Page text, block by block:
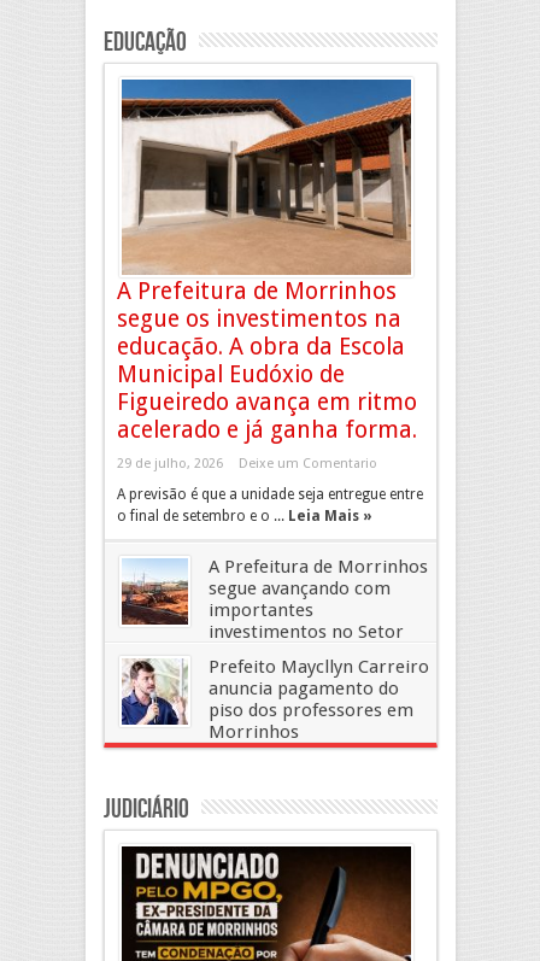
Educação
A Prefeitura de Morrinhos
segue os investimentos na
educação. A obra da Escola
Municipal Eudóxio de
Figueiredo avança em ritmo
acelerado e já ganha forma.
29 de julho, 2026 Deixe um Comentario
A previsão é que a unidade seja entregue entre
o final de setembro e o ... Leia Mais »
A Prefeitura de Morrinhos
segue avançando com
importantes
investimentos no Setor
Arca de Noé.
29 de julho, 2026 Deixe um Comentario
Prefeito Maycllyn Carreiro
anuncia pagamento do
piso dos professores em
Morrinhos
Judiciário